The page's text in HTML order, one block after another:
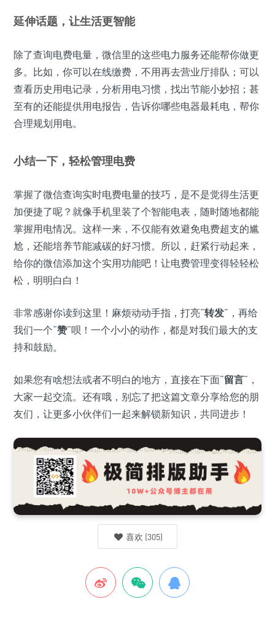
延伸话题，让生活更智能
除了查询电费电量，微信里的这些电力服务还能帮你做更
多。比如，你可以在线缴费，不用再去营业厅排队；可以
查看历史用电记录，分析用电习惯，找出节能小妙招；甚
至有的还能提供用电报告，告诉你哪些电器最耗电，帮你
合理规划用电。
小结一下，轻松管理电费
掌握了微信查询实时电费电量的技巧，是不是觉得生活更
加便捷了呢？就像手机里装了个智能电表，随时随地都能
掌握用电情况。这样一来，不仅能有效避免电费超支的尴
尬，还能培养节能减碳的好习惯。所以，赶紧行动起来，
给你的微信添加这个实用功能吧！让电费管理变得轻轻松
松，明明白白！
非常感谢你读到这里！麻烦动动手指，打亮“转发”，再给
我们一个“赞”呗！一个小小的动作，都是对我们最大的支
持和鼓励。
如果您有啥想法或者不明白的地方，直接在下面“留言”，
大家一起交流。还有哦，别忘了把这篇文章分享给您的朋
友们，让更多小伙伴们一起来解锁新知识，共同进步！
喜欢 (305)